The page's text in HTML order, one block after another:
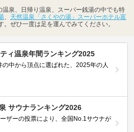
温泉、日帰り温泉、スーパー銭湯の中でも特
天然温泉「さくやの湯」スーパーホテル富
。ぜひ一度は足を運んでみてください。
ィ温泉年間ランキング2025
の中から頂点に選ばれた、2025年の人
サウナランキング2026
ザーの投票により、全国No.1サウナが